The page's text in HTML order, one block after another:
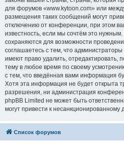
для форумов «www.kytoon.com» или
размещения таких сообщений могут
отключению от конференции, при этом
известность, если мы сочтём это
сохраняются для возможности
соглашаетесь с тем, что
имеют право удалить, отредактировать,
тему в любое время по своему
с тем, что введённая вами информация
Хотя эта информация не будет открыта
разрешения, ни администрация
phpBB Limited не может быть
могут привести к несанкционированному
Список форумов